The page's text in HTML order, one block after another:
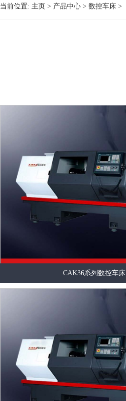
当前位置: 主页 > 产品中心 > 数控车床 >
CAK36系列数控车床